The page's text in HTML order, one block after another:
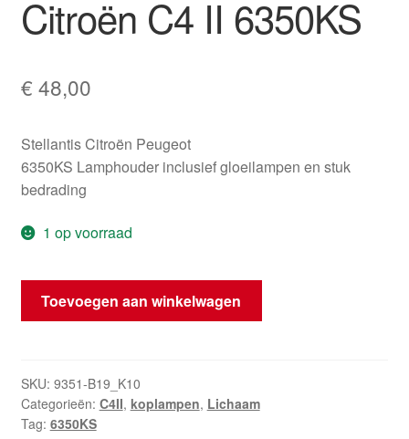
Citroën C4 II 6350KS
€ 48,00
Stellantis Citroën Peugeot
6350KS Lamphouder inclusief gloeilampen en stuk
bedrading
1 op voorraad
Lamphouder
linker
Citroën
C4
II
Toevoegen aan winkelwagen
SKU: 9351-B19_K10
Categorieën: C4II, koplampen, Lichaam
Tag: 6350KS